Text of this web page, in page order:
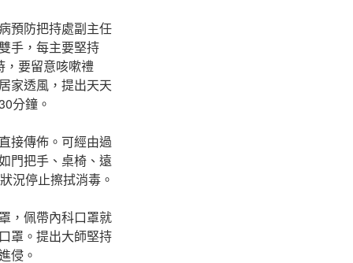
預防把持處副主任
手，每主要堅持
，要留意咳嗽禮
家透風，提出天天
分鐘。
接傳佈。可經由過
門把手、桌椅、遠
況停止擦拭消毒。
，佩帶內科口罩就
罩。提出大師堅持
侵。